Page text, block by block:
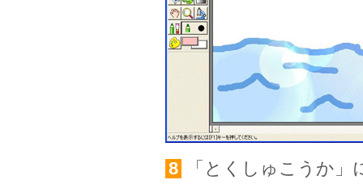
8 「とくしゅこうか」